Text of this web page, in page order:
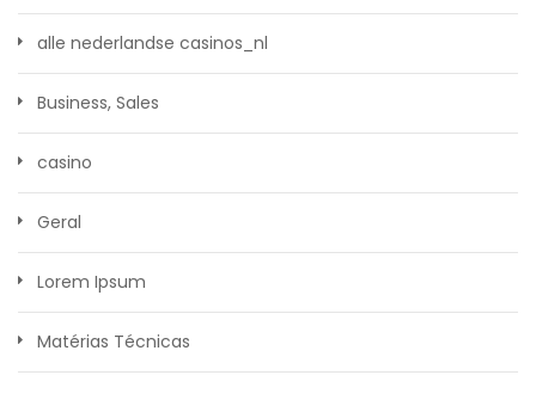
alle nederlandse casinos_nl
Business, Sales
casino
Geral
Lorem Ipsum
Matérias Técnicas